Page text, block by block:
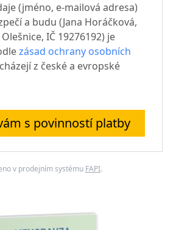
(jméno, e-mailová adresa)
a budu (Jana Horáčková,
IČ 19276192) je
zásad ochrany osobních
z české a evropské
s povinností platby
v prodejním systému FAPI.